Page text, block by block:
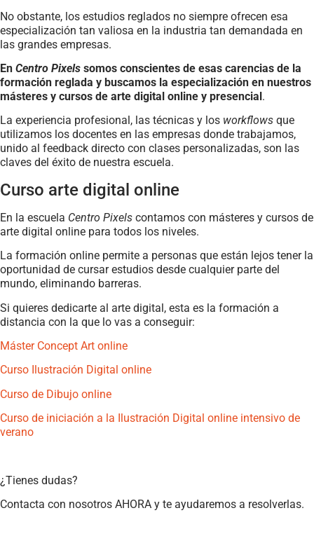
No obstante, los estudios reglados no siempre ofrecen esa
especialización tan valiosa en la industria tan demandada en
las grandes empresas.
En Centro Pixels somos conscientes de esas carencias de la
formación reglada y buscamos la especialización en nuestros
másteres y cursos de arte digital online y presencial.
La experiencia profesional, las técnicas y los workflows que
utilizamos los docentes en las empresas donde trabajamos,
unido al feedback directo con clases personalizadas, son las
claves del éxito de nuestra escuela.
Curso arte digital online
En la escuela Centro Pixels contamos con másteres y cursos de
arte digital online para todos los niveles.
La formación online permite a personas que están lejos tener la
oportunidad de cursar estudios desde cualquier parte del
mundo, eliminando barreras.
Si quieres dedicarte al arte digital, esta es la formación a
distancia con la que lo vas a conseguir:
Máster Concept Art online
Curso Ilustración Digital online
Curso de Dibujo online
Curso de iniciación a la Ilustración Digital online intensivo de
verano
¿Tienes dudas?
Contacta con nosotros AHORA y te ayudaremos a resolverlas.